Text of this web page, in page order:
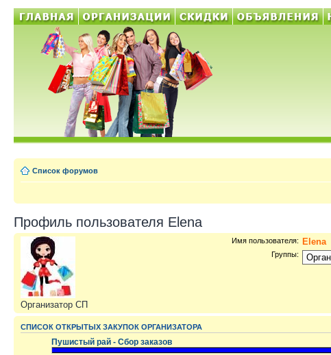
Список форумов
Профиль пользователя Elena
Организатор СП
Имя пользователя: Elena
Группы:
СПИСОК ОТКРЫТЫХ ЗАКУПОК ОРГАНИЗАТОРА
Пушистый рай - Сбор заказов